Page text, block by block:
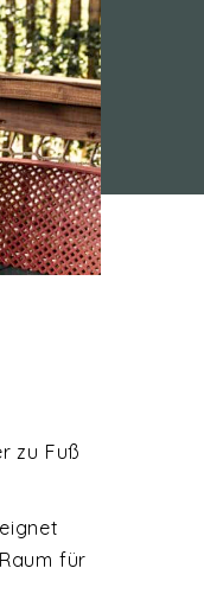
zu Fuß
für